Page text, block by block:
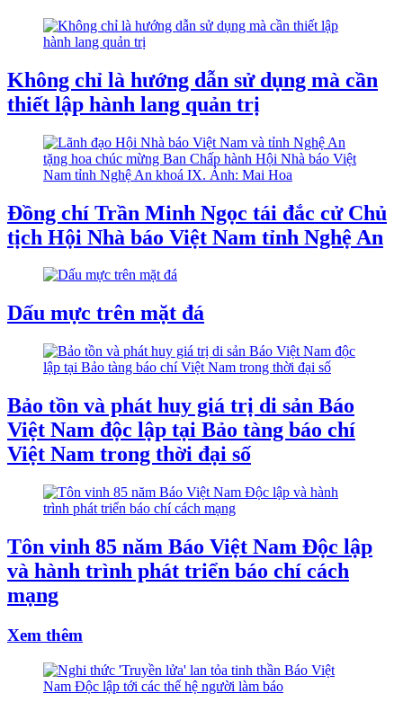
Không chỉ là hướng dẫn sử dụng mà cần
thiết lập hành lang quản trị
Đồng chí Trần Minh Ngọc tái đắc cử Chủ
tịch Hội Nhà báo Việt Nam tỉnh Nghệ An
Dấu mực trên mặt đá
Bảo tồn và phát huy giá trị di sản Báo
Việt Nam độc lập tại Bảo tàng báo chí
Việt Nam trong thời đại số
Tôn vinh 85 năm Báo Việt Nam Độc lập
và hành trình phát triển báo chí cách
mạng
Xem thêm